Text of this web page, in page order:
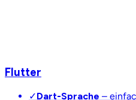
Flutter
✓Dart-Sprache –